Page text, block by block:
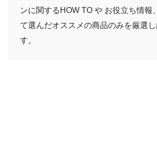
ンに関するHOW TO や お役立ち情報
て選んだオススメの商品のみを厳選
す。